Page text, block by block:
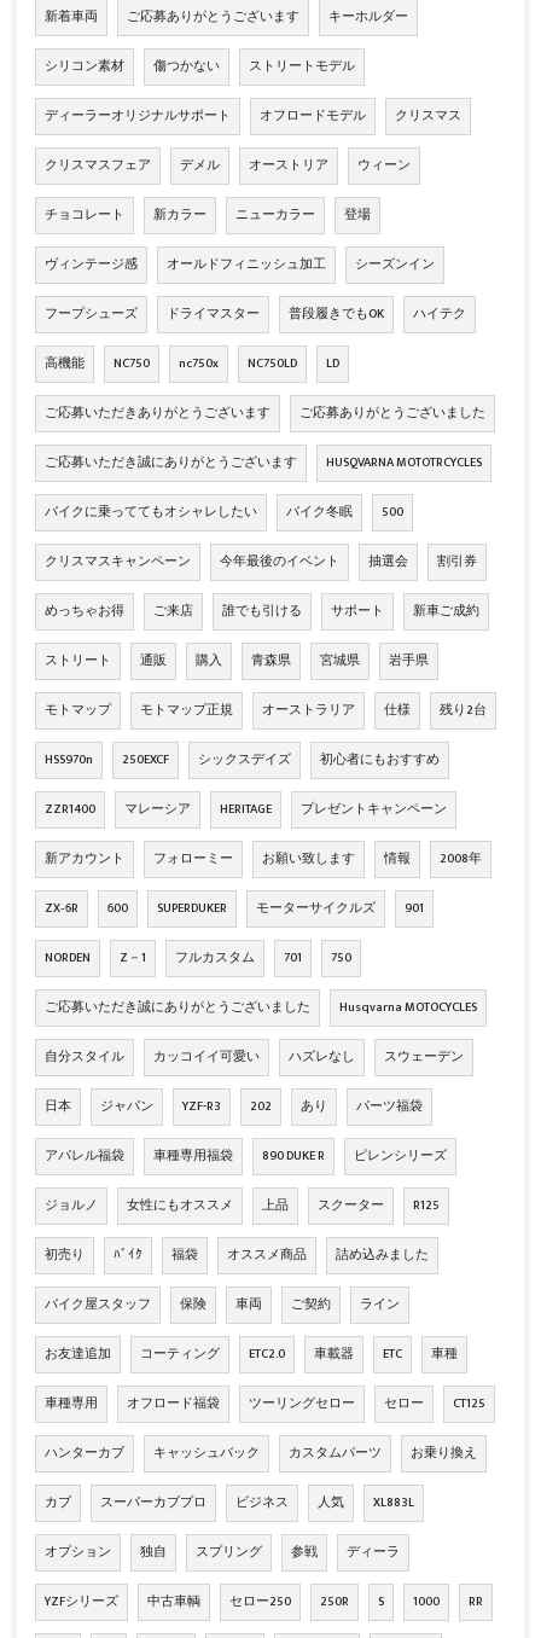
新着車両 ご応募ありがとうございます キーホルダー
シリコン素材 傷つかない ストリートモデル
ディーラーオリジナルサポート オフロードモデル クリスマス
クリスマスフェア デメル オーストリア ウィーン
チョコレート 新カラー ニューカラー 登場
ヴィンテージ感 オールドフィニッシュ加工 シーズンイン
フープシューズ ドライマスター 普段履きでもOK ハイテク
高機能 NC750 nc750x NC750LD LD
ご応募いただきありがとうございます ご応募ありがとうございました
ご応募いただき誠にありがとうございます HUSQVARNA MOTOTRCYCLES
バイクに乗っててもオシャレしたい バイク冬眠 500
クリスマスキャンペーン 今年最後のイベント 抽選会 割引券
めっちゃお得 ご来店 誰でも引ける サポート 新車ご成約
ストリート 通販 購入 青森県 宮城県 岩手県
モトマップ モトマップ正規 オーストラリア 仕様 残り2台
HSS970n 250EXCF シックスデイズ 初心者にもおすすめ
ZZR1400 マレーシア HERITAGE プレゼントキャンペーン
新アカウント フォローミー お願い致します 情報 2008年
ZX‐6R 600 SUPERDUKER モーターサイクルズ 901
NORDEN Z－1 フルカスタム 701 750
ご応募いただき誠にありがとうございました Husqvarna MOTOCYCLES
自分スタイル カッコイイ可愛い ハズレなし スウェーデン
日本 ジャパン YZF-R3 202 あり パーツ福袋
アパレル福袋 車種専用福袋 890 DUKE R ピレンシリーズ
ジョルノ 女性にもオススメ 上品 スクーター R125
初売り ﾊﾞｲｸ 福袋 オススメ商品 詰め込みました
バイク屋スタッフ 保険 車両 ご契約 ライン
お友達追加 コーティング ETC2.0 車載器 ETC 車種
車種専用 オフロード福袋 ツーリングセロー セロー CT125
ハンターカブ キャッシュバック カスタムパーツ お乗り換え
カブ スーパーカブプロ ビジネス 人気 XL883L
オプション 独自 スプリング 参戦 ディーラ
YZFシリーズ 中古車輌 セロー250 250R S 1000 RR